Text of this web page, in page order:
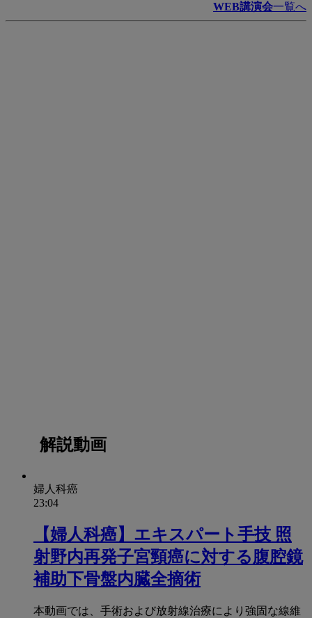
WEB講演会一覧へ
解説動画
婦⼈科癌
23:04
【婦⼈科癌】エキスパート手技 照
射野内再発⼦宮頸癌に対する腹腔鏡
補助下⾻盤内臓全摘術
本動画では、手術および放射線治療により強固な線維